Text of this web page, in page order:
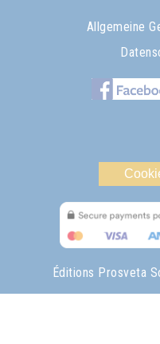
Allgemeine
Éditions Prosveta